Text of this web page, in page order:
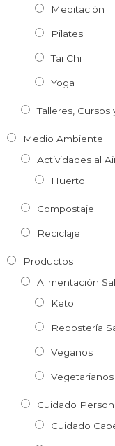
Meditación
Pilates
Tai Chi
Yoga
Talleres,
Medio Ambiente
Actividades al
Huerto
Compostaje
Reciclaje
Productos
Alimentación
Keto
Repostería
Veganos
Vegetarianos
Cuidado
Cuidado